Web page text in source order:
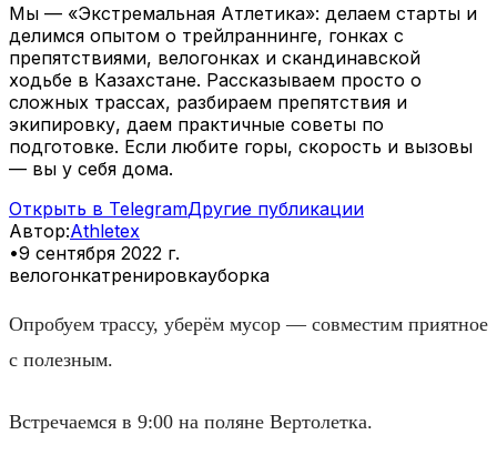
Мы — «Экстремальная Атлетика»: делаем старты и
делимся опытом о трейлраннинге, гонках с
препятствиями, велогонках и скандинавской
ходьбе в Казахстане. Рассказываем просто о
сложных трассах, разбираем препятствия и
экипировку, даем практичные советы по
подготовке. Если любите горы, скорость и вызовы
— вы у себя дома.
Открыть в TelegramДругие публикации
Автор:Athletex
•9 сентября 2022 г.
велогонкатренировкауборка
Опробуем трассу, уберём мусор — совместим приятное
с полезным.
Встречаемся в 9:00 на поляне Вертолетка.